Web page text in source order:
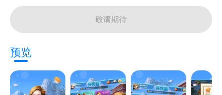
敬请期待
预览